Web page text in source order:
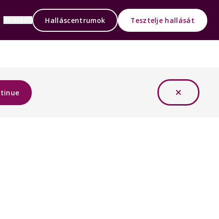
Halláscentrumok Tesztelje hallását